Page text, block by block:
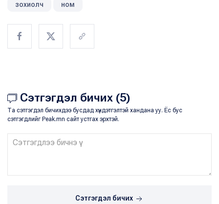
зохиолч ном
Сэтгэгдэл бичих (5)
Та сэтгэгдэл бичихдээ бусдад хүндэтгэлтэй хандана уу. Ёс бус
сэтгэгдлийг Peak.mn сайт устгах эрхтэй.
Сэтгэгдэл бичих